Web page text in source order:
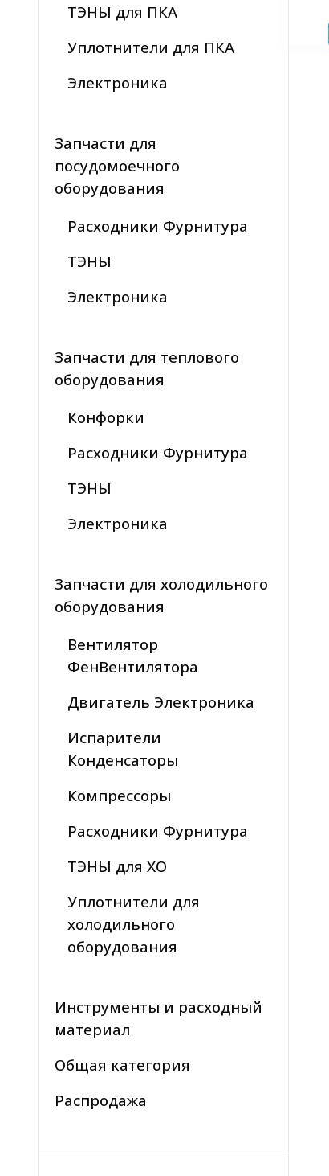
ТЭНЫ для ПКА
Уплотнители для ПКА
Электроника
Запчасти для
посудомоечного
оборудования
Расходники Фурнитура
ТЭНЫ
Электроника
Запчасти для теплового
оборудования
Конфорки
Расходники Фурнитура
ТЭНЫ
Электроника
Запчасти для холодильного
оборудования
Вентилятор
ФенВентилятора
Двигатель Электроника
Испарители
Конденсаторы
Компрессоры
Расходники Фурнитура
ТЭНЫ для ХО
Уплотнители для
холодильного
оборудования
Инструменты и расходный
материал
Общая категория
Распродажа